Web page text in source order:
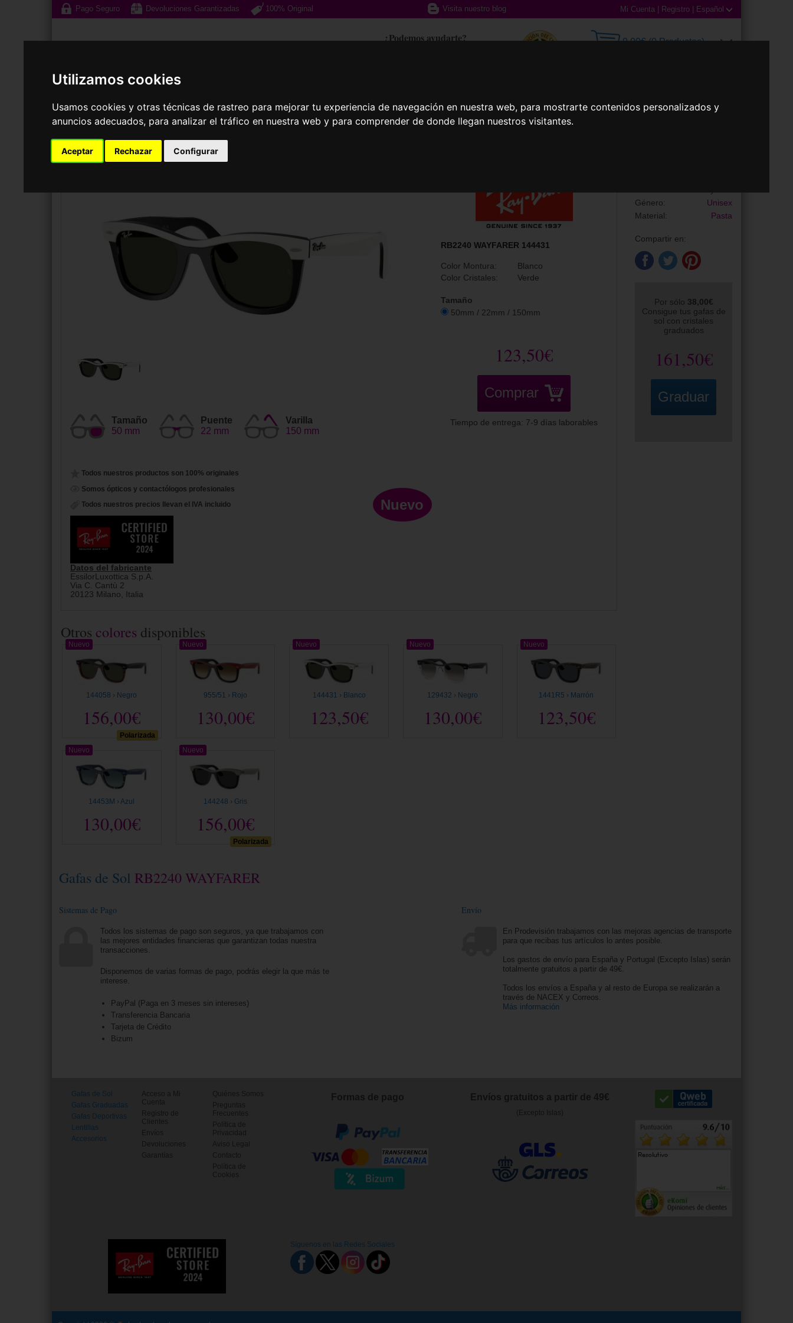
Utilizamos cookies
Usamos cookies y otras técnicas de rastreo para mejorar tu experiencia de navegación en nuestra web, para mostrarte contenidos personalizados y
anuncios adecuados, para analizar el tráfico en nuestra web y para comprender de donde llegan nuestros visitantes.
Aceptar Rechazar Configurar
Pago Seguro Devoluciones Garantizadas 100% Original Visita nuestro blog Mi Cuenta Registro Español
¿Podemos ayudarte? 0,00€ (0 Productos)
Gafas de Sol Gafas Graduadas Gafas Deportivas Lentillas
GAFAS DE SOL RB2240 WAYFARER
Nuevo
Tamaño
50 mm
Puente
22 mm
Varilla
150 mm
Todos nuestros productos son 100% originales
Somos ópticos y contactólogos profesionales
Todos nuestros precios llevan el IVA incluido
Datos del fabricante
EssilorLuxottica S.p.A.
Via C. Cantù 2
20123 Milano, Italia
RB2240 WAYFARER 144431
Color Montura:
Blanco
Color Cristales:
Verde
Tamaño
50mm / 22mm / 150mm
123,50€
Comprar
Tiempo de entrega: 7-9 días laborables
Género:
Unisex
Material:
Pasta
Compartir en:
Por sólo 38,00€
Consigue tus gafas de
sol con cristales
graduados
161,50€
Graduar
Otros colores disponibles
Polarizada
144058 › Negro
156,00€
Nuevo
955/51 › Rojo
130,00€
Nuevo
144431 › Blanco
123,50€
Nuevo
129432 › Negro
130,00€
Nuevo
1441R5 › Marrón
123,50€
Nuevo
14453M › Azul
130,00€
Nuevo
Polarizada
144248 › Gris
156,00€
Nuevo
Gafas de Sol RB2240 WAYFARER
Sistemas de Pago
Todos los sistemas de pago son seguros, ya que trabajamos con
las mejores entidades financieras que garantizan todas nuestra
transacciones.
Disponemos de varias formas de pago, podrás elegir la que más te
interese.
PayPal (Paga en 3 meses sin intereses)
Transferencia Bancaria
Tarjeta de Crédito
Bizum
Envío
En Prodevisión trabajamos con las mejoras agencias de transporte
para que recibas tus artículos lo antes posible.
Los gastos de envío para España y Portugal (Excepto Islas) serán
totalmente gratuitos a partir de 49€.
Todos los envíos a España y al resto de Europa se realizarán a
través de NACEX y Correos.
Más información
Gafas de Sol
Gafas Graduadas
Gafas Deportivas
Lentillas
Accesorios
Acceso a Mi
Cuenta
Registro de
Clientes
Envíos
Devoluciones
Garantías
Quiénes Somos
Preguntas
Frecuentes
Política de
Privacidad
Aviso Legal
Contacto
Política de
Cookies
Formas de pago Envíos gratuitos a partir de 49€
(Excepto Islas)
Síguenos en las Redes Sociales